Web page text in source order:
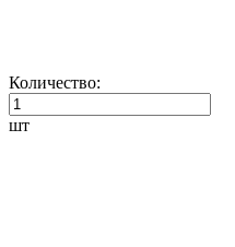
Количество:
шт